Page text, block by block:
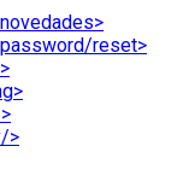
reset>
>